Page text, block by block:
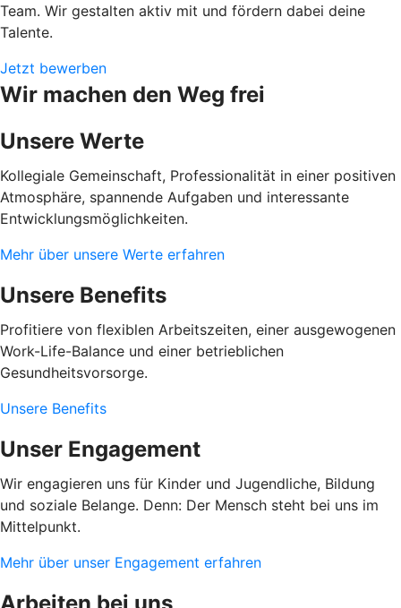
Team. Wir gestalten aktiv mit und fördern dabei deine
Talente.
Jetzt bewerben
Wir machen den Weg frei
Unsere Werte
Kollegiale Gemeinschaft, Professionalität in einer positiven
Atmosphäre, spannende Aufgaben und interessante
Entwicklungsmöglichkeiten.
Mehr über unsere Werte erfahren
Unsere Benefits
Profitiere von flexiblen Arbeitszeiten, einer ausgewogenen
Work-Life-Balance und einer betrieblichen
Gesundheitsvorsorge.
Unsere Benefits
Unser Engagement
Wir engagieren uns für Kinder und Jugendliche, Bildung
und soziale Belange. Denn: Der Mensch steht bei uns im
Mittelpunkt.
Mehr über unser Engagement erfahren
Arbeiten bei uns